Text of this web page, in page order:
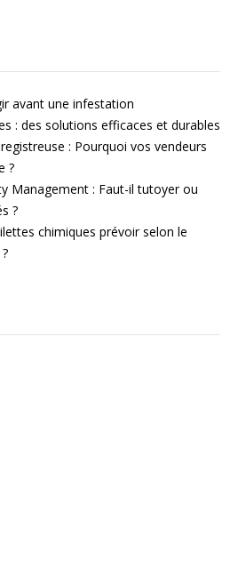
avant une infestation
: des solutions efficaces et durables
: Pourquoi vos vendeurs
?
Management : Faut-il tutoyer ou
?
chimiques prévoir selon le